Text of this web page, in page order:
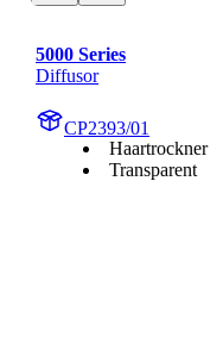
5000 Series
Diffusor
CP2393/01
Haartrockner
Transparent